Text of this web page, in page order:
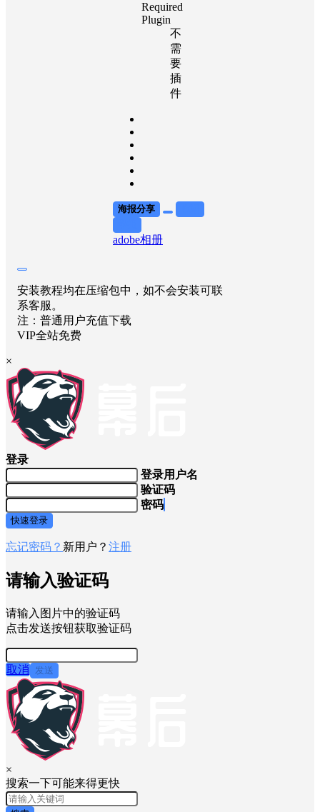
Required
Plugin
不
需
要
插
件
海报分享
adobe相册
安装教程均在压缩包中，如不会安装可联
系客服。
注：普通用户充值下载
VIP全站免费
×
登录
登录用户名
验证码
密码
快速登录
忘记密码？ 新用户？ 注册
请输入验证码
请输入图片中的验证码
点击发送按钮获取验证码
取消 发送
×
搜索一下可能来得更快